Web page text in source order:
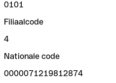
0101
Filiaalcode
4
Nationale code
0000071219812874